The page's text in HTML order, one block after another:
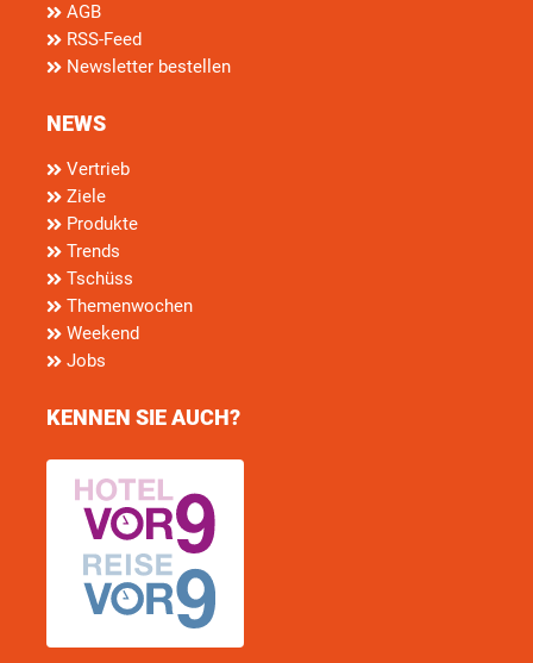
AGB
RSS-Feed
Newsletter bestellen
NEWS
Vertrieb
Ziele
Produkte
Trends
Tschüss
Themenwochen
Weekend
Jobs
KENNEN SIE AUCH?